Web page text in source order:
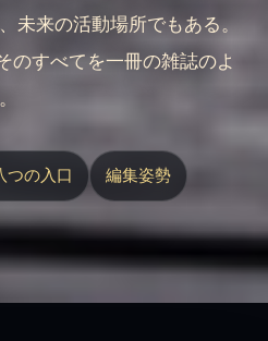
未来の活動場所でもある。
のすべてを一冊の雑誌のよ
つの入口 編集姿勢